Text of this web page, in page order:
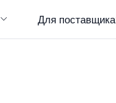
Для поставщика